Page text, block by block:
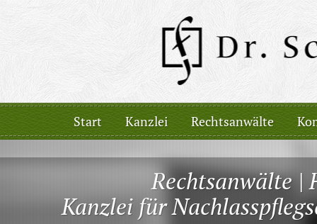
Start Kanzlei Rechtsanwälte
Rechtsanwälte |
Kanzlei für